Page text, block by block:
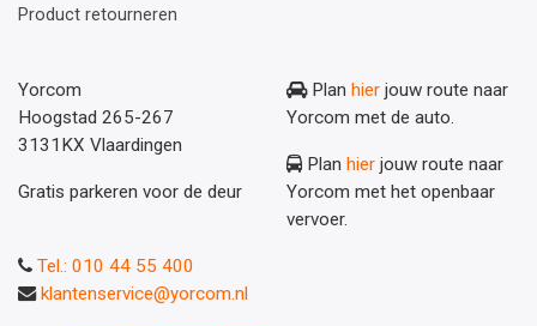
Product retourneren
Yorcom
Hoogstad 265-267
3131KX Vlaardingen
Gratis parkeren voor de deur
Plan hier jouw route naar
Yorcom met de auto.
Plan hier jouw route naar
Yorcom met het openbaar
vervoer.
Tel.: 010 44 55 400
klantenservice@yorcom.nl